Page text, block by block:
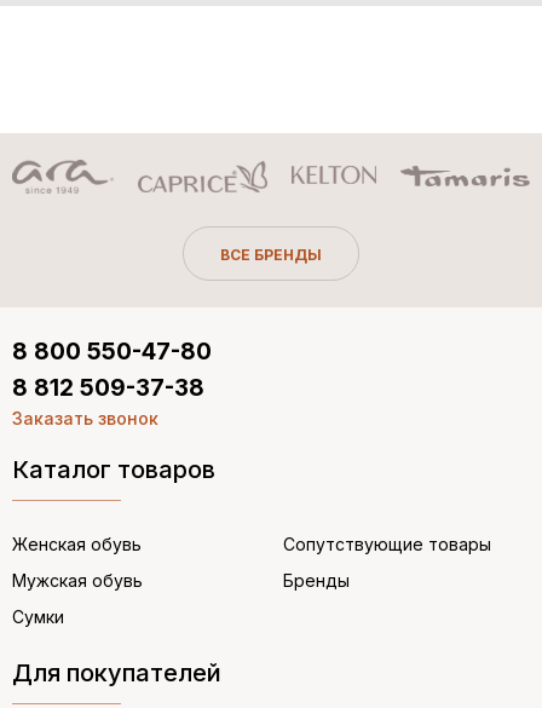
ВСЕ БРЕНДЫ
Каталог товаров
Женская обувь
Мужская обувь
Сумки
Сопутствующие товары
Бренды
Для покупателей
8 800 550-47-80
8 812 509-37-38
Заказать звонок